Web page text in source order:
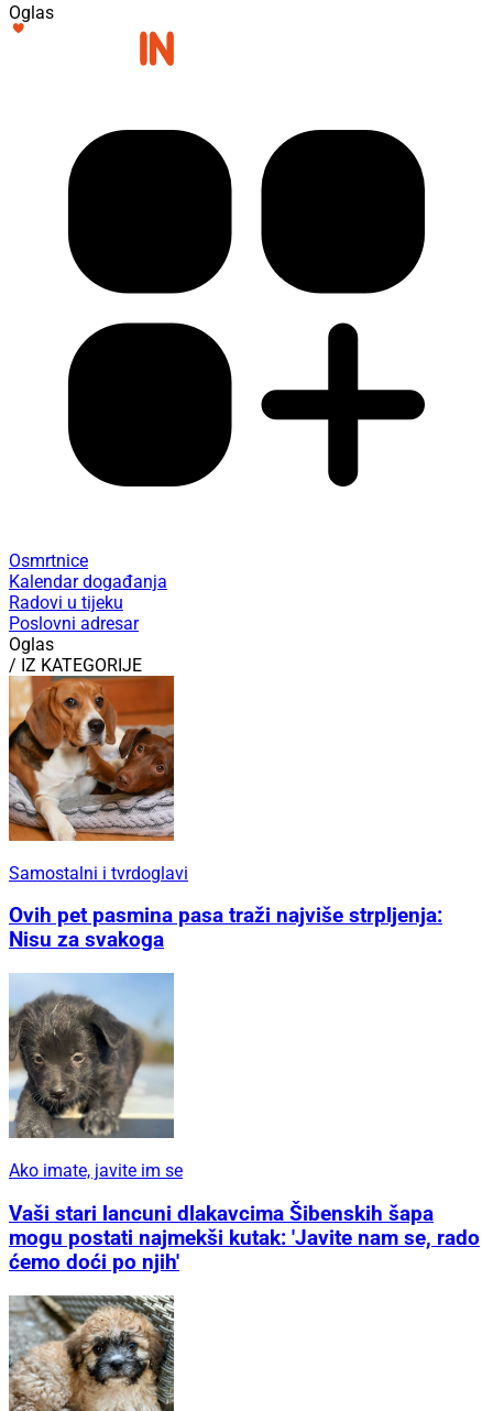
Oglas
Osmrtnice
Kalendar događanja
Radovi u tijeku
Poslovni adresar
Oglas
/ IZ KATEGORIJE
Samostalni i tvrdoglavi
Ovih pet pasmina pasa traži najviše strpljenja:
Nisu za svakoga
Ako imate, javite im se
Vaši stari lancuni dlakavcima Šibenskih šapa
mogu postati najmekši kutak: 'Javite nam se, rado
ćemo doći po njih'